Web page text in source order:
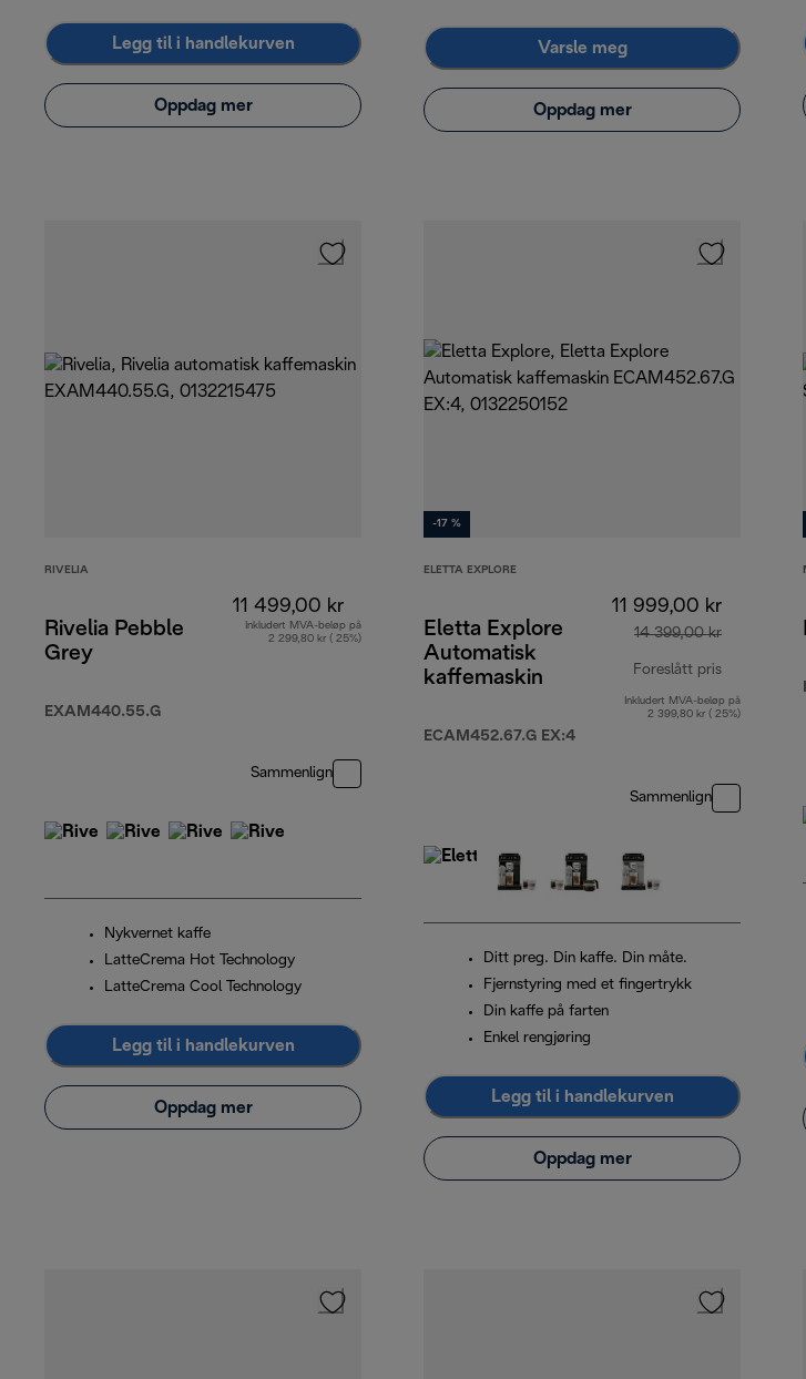
Legg til i handlekurven
Oppdag mer
Varsle meg
Oppdag mer
RIVELIA
Rivelia Pebble
Grey
EXAM440.55.G
11 499,00 kr
Inkludert MVA-beløp på
2 299,80 kr ( 25%)
Sammenlign
Nykvernet kaffe
LatteCrema Hot Technology
LatteCrema Cool Technology
Legg til i handlekurven
Oppdag mer
-17 %
ELETTA EXPLORE
Eletta Explore
Automatisk
kaffemaskin
ECAM452.67.G EX:4
11 999,00 kr
14 399,00 kr
Foreslått pris
Inkludert MVA-beløp på
2 399,80 kr ( 25%)
Sammenlign
Ditt preg. Din kaffe. Din måte.
Fjernstyring med et fingertrykk
Din kaffe på farten
Enkel rengjøring
Legg til i handlekurven
Oppdag mer